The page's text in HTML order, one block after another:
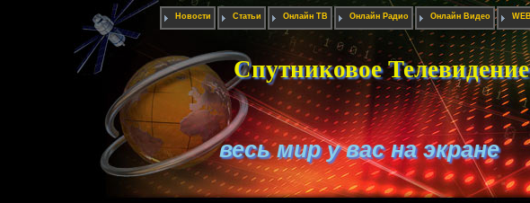
Новости Статьи Онлайн ТВ Онлайн Радио Онлайн Видео
Спутниковое
весь мир у вас на экране